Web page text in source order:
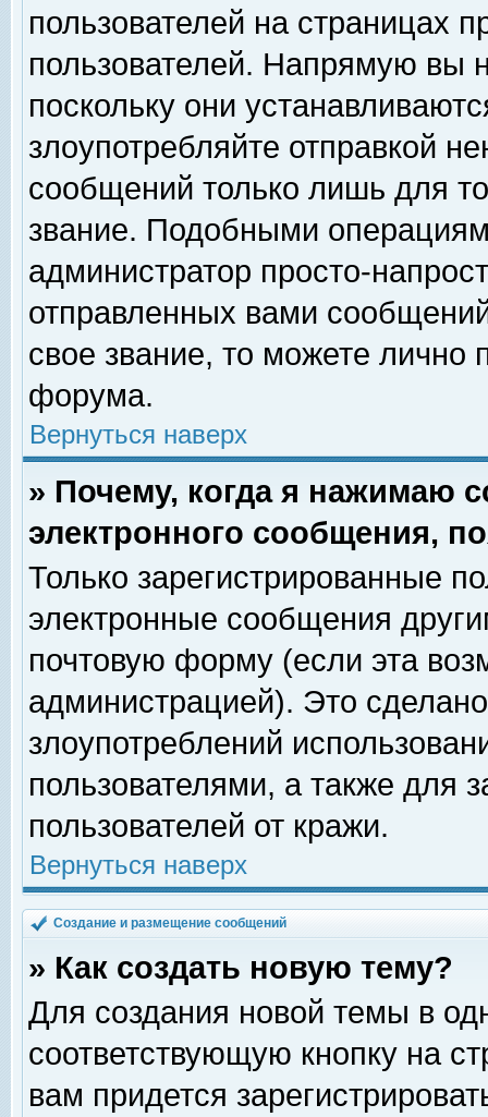
пользователей на страницах
пользователей. Напрямую вы
поскольку они
злоупотребляйте отправкой
сообщений только лишь для
звание. Подобными
администратор просто-
отправленных вами
свое звание, то можете лично
форума.
Вернуться наверх
» Почему, когда я нажимаю
электронного сообщения,
Только зарегистрированные
электронные сообщения
почтовую форму (если эта
администрацией). Это
злоупотреблений
пользователями, а также для
пользователей от кражи.
Вернуться наверх
Создание и размещение сообщений
» Как создать новую тему?
Для создания новой темы в
соответствующую кнопку на
вам придется